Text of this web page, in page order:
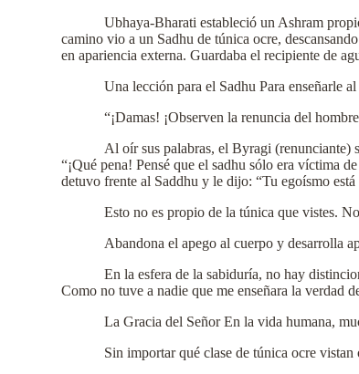
Ubhaya-Bharati estableció un Ashram
camino vio a un Sadhu de túnica ocre,
en apariencia externa. Guardaba el recipiente de
Una lección para el Sadhu Para enseñarle
“¡Damas! ¡Observen la renuncia del
Al oír sus palabras, el Byragi (renunciante)
“¡Qué pena! Pensé que el sadhu sólo era víctima
detuvo frente al Saddhu y le dijo: “Tu egoísmo
Esto no es propio de la túnica que vistes.
Abandona el apego al cuerpo y desarrolla
En la esfera de la sabiduría, no hay
Como no tuve a nadie que me enseñara la verdad
La Gracia del Señor En la vida humana,
Sin importar qué clase de túnica ocre